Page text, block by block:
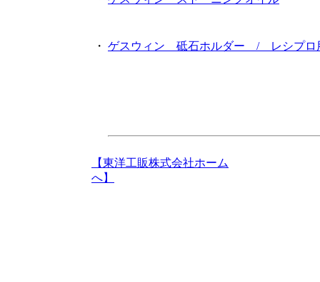
・ ゲスウィン 砥石ホルダー / レシプロ
【東洋工販株式会社ホーム
へ】